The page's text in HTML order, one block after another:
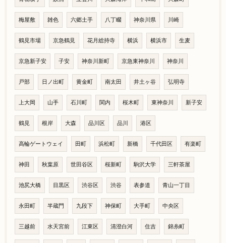
梅屋敷 雑色 六郷土手 八丁畷 神奈川県 川崎
鶴見市場 京急鶴見 花月総持寺 横浜 横浜市 生麦
京急新子安 子安 神奈川新町 京急東神奈川 神奈川
戸部 日ノ出町 黄金町 南太田 井土ヶ谷 弘明寺
上大岡 山手 石川町 関内 桜木町 東神奈川 新子安
鶴見 根岸 大森 品川区 品川 港区
高輪ゲートウェイ 田町 浜松町 新橋 千代田区 有楽町
神田 秋葉原 世田谷区 桜新町 駒沢大学 三軒茶屋
池尻大橋 目黒区 渋谷区 渋谷 表参道 青山一丁目
永田町 半蔵門 九段下 神保町 大手町 中央区
三越前 水天宮前 江東区 清澄白河 住吉 錦糸町